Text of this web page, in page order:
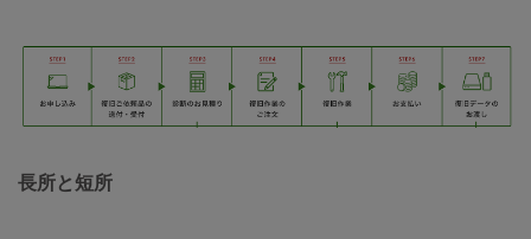
長所と短所